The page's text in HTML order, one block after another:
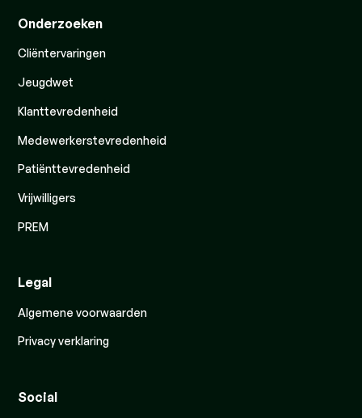
Onderzoeken
Cliëntervaringen
Jeugdwet
Klanttevredenheid
Medewerkerstevredenheid
Patiënttevredenheid
Vrijwilligers
PREM
Legal
Algemene voorwaarden
Privacy verklaring
Social